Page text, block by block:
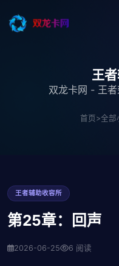
王
双龙卡网 - 王
首页>全部
王者辅助收容所
第25章：回声
2026-06-25 6 阅读